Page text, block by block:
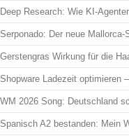
Deep Research: Wie KI-
Serponado: Der neue
Gerstengras Wirkung für die
Shopware Ladezeit optimieren
WM 2026 Song: Deutschland
Spanisch A2 bestanden: Mein